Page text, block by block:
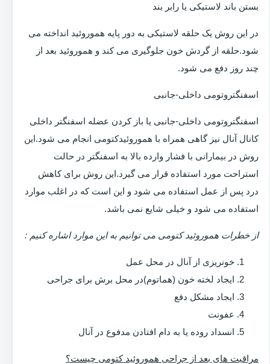
بستن باند لاستیکی یا رابر بند
در این روش یک حلقه لاستیکی به دور پایه هموروئید انداخته می
شود.حلقه از گردش خون جلوگیری می کند و هموروئید بعد از
چند روز دفع می شود.
اسفنگتروتومی داخلی-جانبی
اسفنگتروتومی داخلی-جانبی یا باز کردن عضله اسفنگتر داخلی
کانال آنال نیز گاهی همراه با هموروئیدکتومی انجام می شود.این
روش در بیمارانی با فشار وارده بالا به اسفنگتر در حالت
استراحت مورد استفاده قرار می گیرد.این روش برای کاهش
درد پس از عمل استفاده می شود و این است که در اغلب موارد
استفاده می شود و خیلی شایع نمی باشد.
از خطرات هموروئید کتومی می توانیم به این موارد اشاره کنیم :
خونریزی از آنال در محل عمل
ایجاد لخته خون (هماتوم)در محل برش برای جراحی
ایجاد مشکل دفع
عفونت
انسداد روده یا به دام افتادن مدفوع در آنال
مراقبت های بعد از جراحی هموروئید کتومی چیست؟